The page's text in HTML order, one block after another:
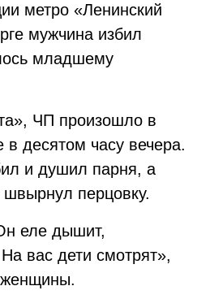
метро «Ленинский
мужчина избил
младшему
ЧП произошло в
десятом часу вечера.
и душил парня, а
швырнул перцовку.
еле дышит,
вас дети смотрят»,